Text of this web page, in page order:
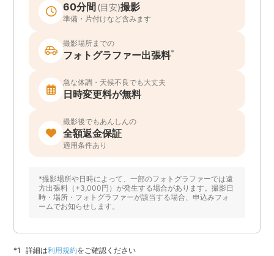
60分間 (目安)撮影
準備・片付けなど含みます
撮影場所までの
フォトグラファー出張料*
急な体調・天候不良でも大丈夫
日時変更料が無料
撮影後でもあんしんの
全額返金保証
適用条件あり
*撮影場所や日時によって、一部のフォトグラファーでは遠
方出張料（+3,000円）が発生する場合があります。撮影日
時・場所・フォトグラファーが該当する場合、申込みフォ
ームでお知らせします。
詳細は利用規約をご確認ください